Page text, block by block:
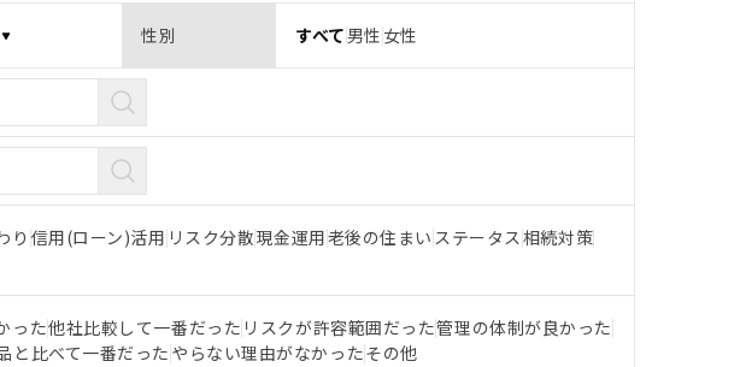
性別 すべて 男性 女性
り 信用(ローン)活用 リスク分散現金運用老後の住まい ステータス相続対策
った他社比較して一番だった リスクが許容範囲だった管理の体制が良かった
と比べて一番だった やらない理由がなかったその他